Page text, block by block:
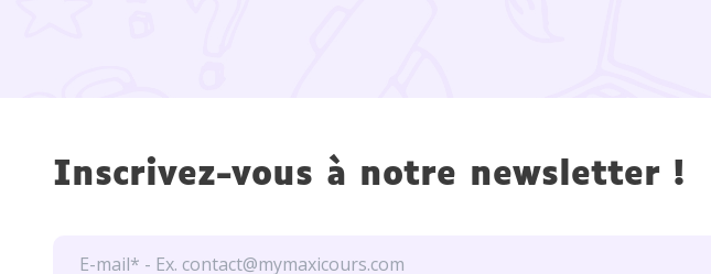
Inscrivez-vous à notre newsletter !